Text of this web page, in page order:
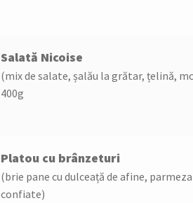
Salată Nicoise
(mix de salate, șalău la grătar, țelină,
400g
Platou cu brânzeturi
(brie pane cu dulceață de afine,
confiate)